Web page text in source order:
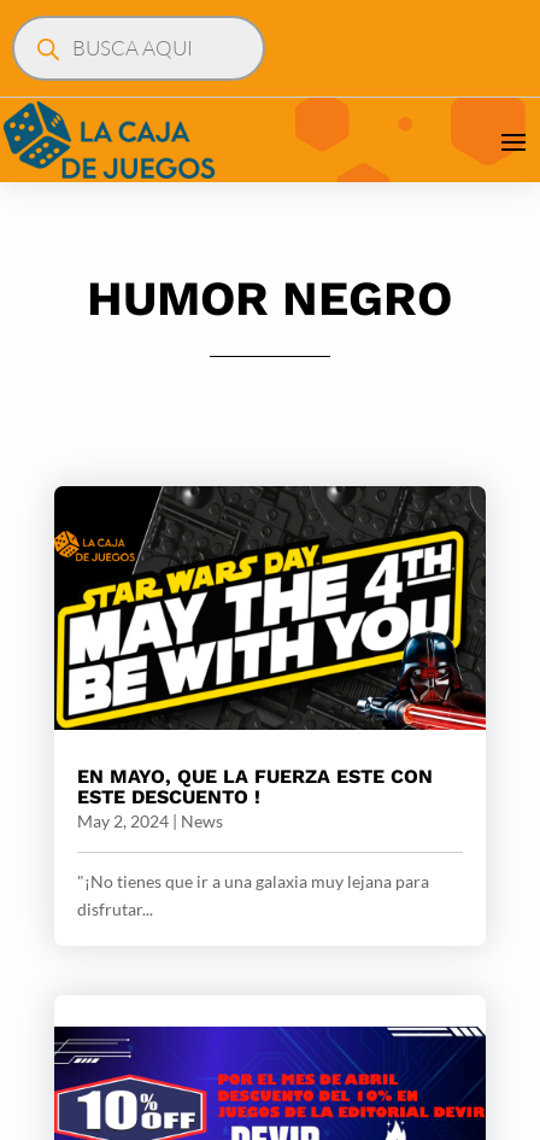
Búsqueda
de
productos
HUMOR NEGRO
EN MAYO, QUE LA FUERZA ESTE CON
ESTE DESCUENTO !
May 2, 2024| News
"¡No tienes que ir a una galaxia muy lejana para
disfrutar...